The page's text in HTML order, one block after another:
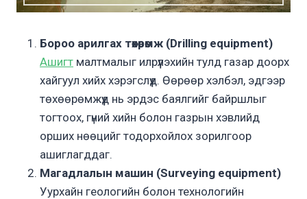
Бороо арилгах төхөөрөмж (Drilling equipment)
Ашигт малтмалыг илрүүлэхийн тулд газар доорх
хайгуул хийх хэрэгслүүд. Өөрөөр хэлбэл, эдгээр
төхөөрөмжүүд нь эрдэс баялгийг байршлыг
тогтоох, гүний хийн болон газрын хэвлийд
орших нөөцийг тодорхойлох зорилгоор
ашиглагддаг.
Магадлалын машин (Surveying equipment)
Уурхайн геологийн болон технологийн